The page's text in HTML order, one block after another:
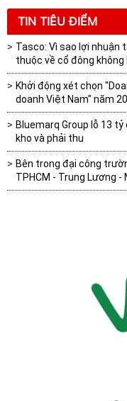
TIN TIÊU ĐIỂM
Tasco: Vì sao lợi nhuận
thuộc về cổ đông không
Khởi động xét chọn
doanh Việt Nam" năm
Bluemarq Group lỗ 13
kho và phải thu
Bên trong đại công
TPHCM - Trung Lương -